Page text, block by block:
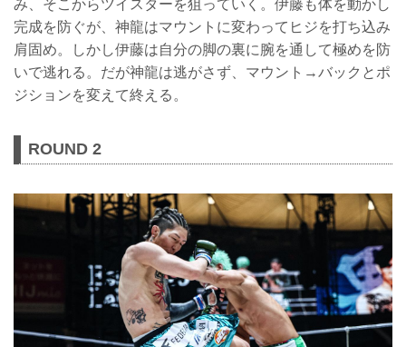
み、そこからツイスターを狙っていく。伊藤も体を動かし
完成を防ぐが、神龍はマウントに変わってヒジを打ち込み
肩固め。しかし伊藤は自分の脚の裏に腕を通して極めを防
いで逃れる。だが神龍は逃がさず、マウント→バックとポ
ジションを変えて終える。
ROUND 2